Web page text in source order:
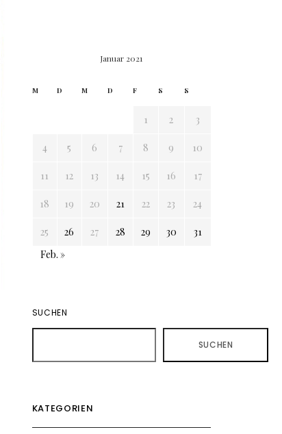
Januar 2021
M D M D F S S
1 2 3
4 5 6 7 8 9 10
11 12 13 14 15 16 17
18 19 20 21 22 23 24
25 26 27 28 29 30
31
Feb. »
SUCHEN
SUCHEN
KATEGORIEN